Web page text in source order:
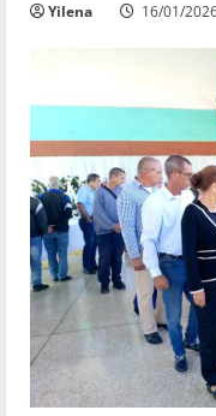
Yilena 16/01/